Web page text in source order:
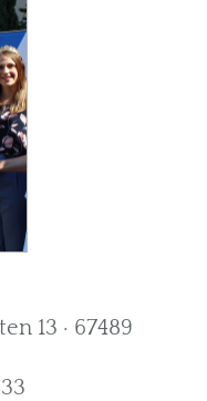
13 · 67489